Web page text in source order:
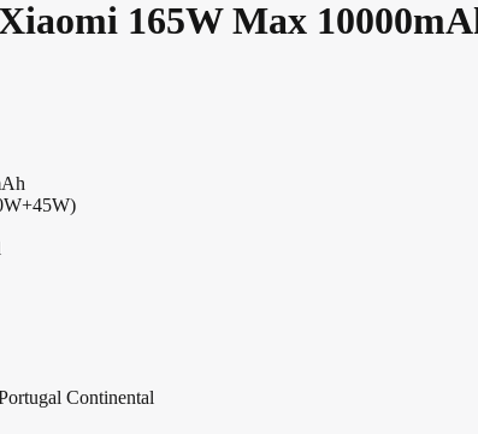
165W Max
Continental